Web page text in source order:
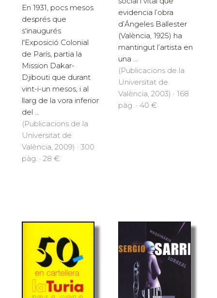
En 1931, pocs mesos
després que
s'inaugurés
l'Exposició Colonial
de París, partia la
Mission Dakar-
Djibouti que durant
vint-i-un mesos, i al
llarg de la vora inferior
del ...
(Publicacions de la
Universitat de
València, 2009) · 300
pàg. · 28 €
evidencia l’obra
d’Ángeles Ballester
(València, 1925) ha
mantingut l’artista en
una ...
(Publicacions de la
Universitat de
València, 2003) · 168
pàg. · 40 €